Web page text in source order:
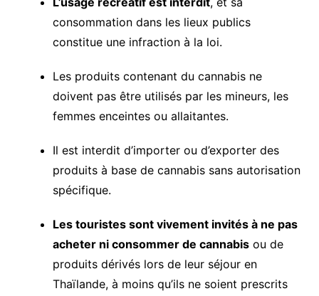
consommation dans les lieux publics
constitue une infraction à la loi.
Les produits contenant du cannabis ne
doivent pas être utilisés par les mineurs, les
femmes enceintes ou allaitantes.
Il est interdit d’importer ou d’exporter des
produits à base de cannabis sans autorisation
spécifique.
Les touristes sont vivement invités à ne pas
acheter ni consommer de cannabisou de
produits dérivés lors de leur séjour en
Thaïlande, à moins qu’ils ne soient prescrits